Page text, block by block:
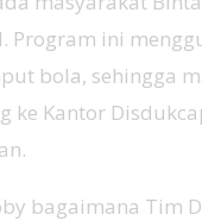
Program ini
bola, sehingga
ke Kantor
bagaimana Tim